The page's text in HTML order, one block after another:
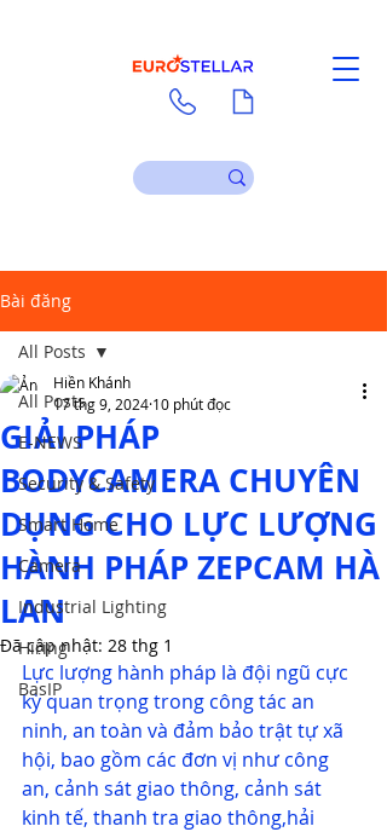
Bài đăng
All Posts
E-NEWS
Security & Safety
Smart Home
Camera
Industrial Lighting
Hiring
BasIP
All Posts
GIẢI PHÁP
BODYCAMERA CHUYÊN
DỤNG CHO LỰC LƯỢNG
HÀNH PHÁP ZEPCAM HÀ
LAN
Hiền Khánh
17 thg 9, 2024 10 phút đọc
Đã cập nhật: 28 thg 1
Lực lượng hành pháp là đội ngũ cực
kỳ quan trọng trong công tác an
ninh, an toàn và đảm bảo trật tự xã
hội, bao gồm các đơn vị như công
an, cảnh sát giao thông, cảnh sát
kinh tế, thanh tra giao thông,hải